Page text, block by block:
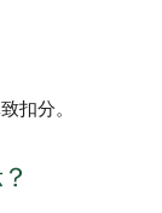
扣分。